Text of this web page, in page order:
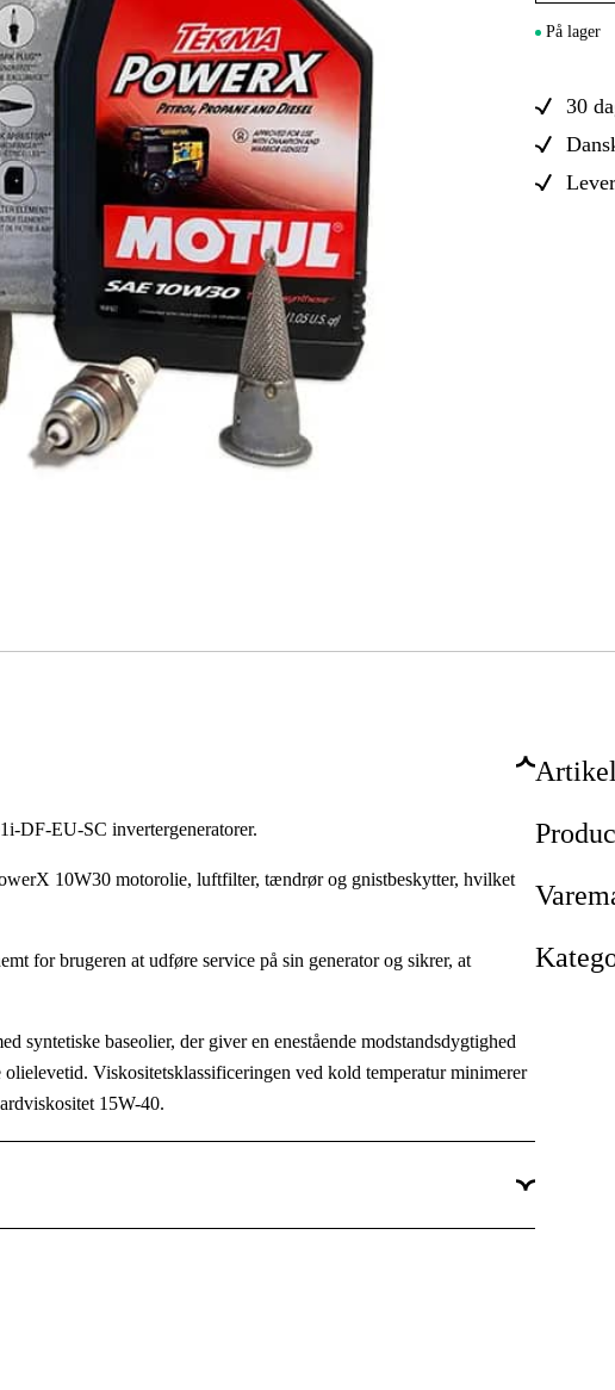
På lager
30
DF-EU-SC invertergeneratorer.
10W30 motorolie, luftfilter, tændrør og gnistbeskytter, hvilket
for brugeren at udføre service på sin generator og sikrer, at
baseolier, der giver en enestående modstandsdygtighed
Viskositetsklassificeringen ved kold temperatur minimerer
15W-40.